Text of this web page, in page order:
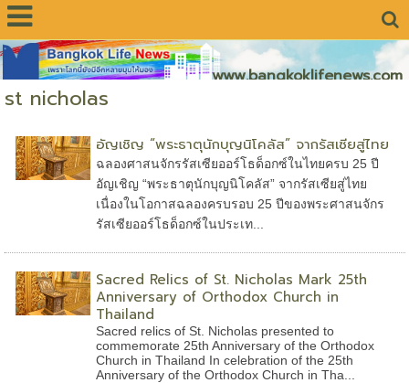
www.bangkoklifenews.com
st nicholas
อัญเชิญ “พระธาตุนักบุญนิโคลัส” จากรัสเซียสู่ไทย
ฉลองศาสนจักรรัสเซียออร์โธด็อกซ์ในไทยครบ 25 ปี
อัญเชิญ “พระธาตุนักบุญนิโคลัส” จากรัสเซียสู่ไทย
เนื่องในโอกาสฉลองครบรอบ 25 ปีของพระศาสนจักร
รัสเซียออร์โธด็อกซ์ในประเท...
Sacred Relics of St. Nicholas Mark 25th
Anniversary of Orthodox Church in
Thailand
Sacred relics of St. Nicholas presented to
commemorate 25th Anniversary of the Orthodox
Church in Thailand In celebration of the 25th
Anniversary of the Orthodox Church in Tha...